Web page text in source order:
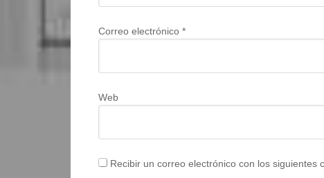
Correo electrónico *
Web
Recibir un correo electrónico con los siguientes